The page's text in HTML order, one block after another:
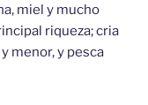
miel y mucho
riqueza; cria
menor, y pesca